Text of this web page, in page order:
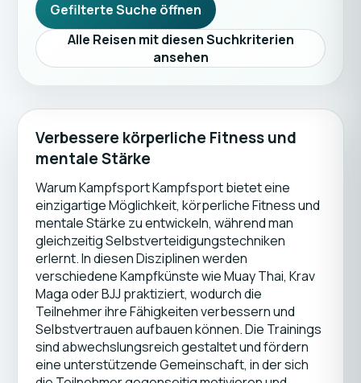
Gefilterte Suche öffnen
Alle Reisen mit diesen Suchkriterien
ansehen
Verbessere körperliche Fitness und
mentale Stärke
Warum Kampfsport Kampfsport bietet eine
einzigartige Möglichkeit, körperliche Fitness und
mentale Stärke zu entwickeln, während man
gleichzeitig Selbstverteidigungstechniken
erlernt. In diesen Disziplinen werden
verschiedene Kampfkünste wie Muay Thai, Krav
Maga oder BJJ praktiziert, wodurch die
Teilnehmer ihre Fähigkeiten verbessern und
Selbstvertrauen aufbauen können. Die Trainings
sind abwechslungsreich gestaltet und fördern
eine unterstützende Gemeinschaft, in der sich